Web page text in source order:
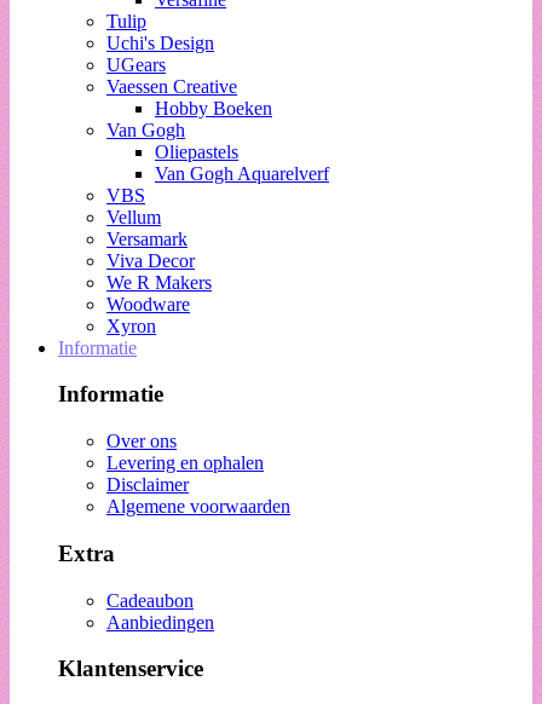
Tulip
Uchi's Design
UGears
Vaessen Creative
Hobby Boeken
Van Gogh
Oliepastels
Van Gogh Aquarelverf
VBS
Vellum
Versamark
Viva Decor
We R Makers
Woodware
Xyron
Informatie
Informatie
Over ons
Levering en ophalen
Disclaimer
Algemene voorwaarden
Extra
Cadeaubon
Aanbiedingen
Klantenservice